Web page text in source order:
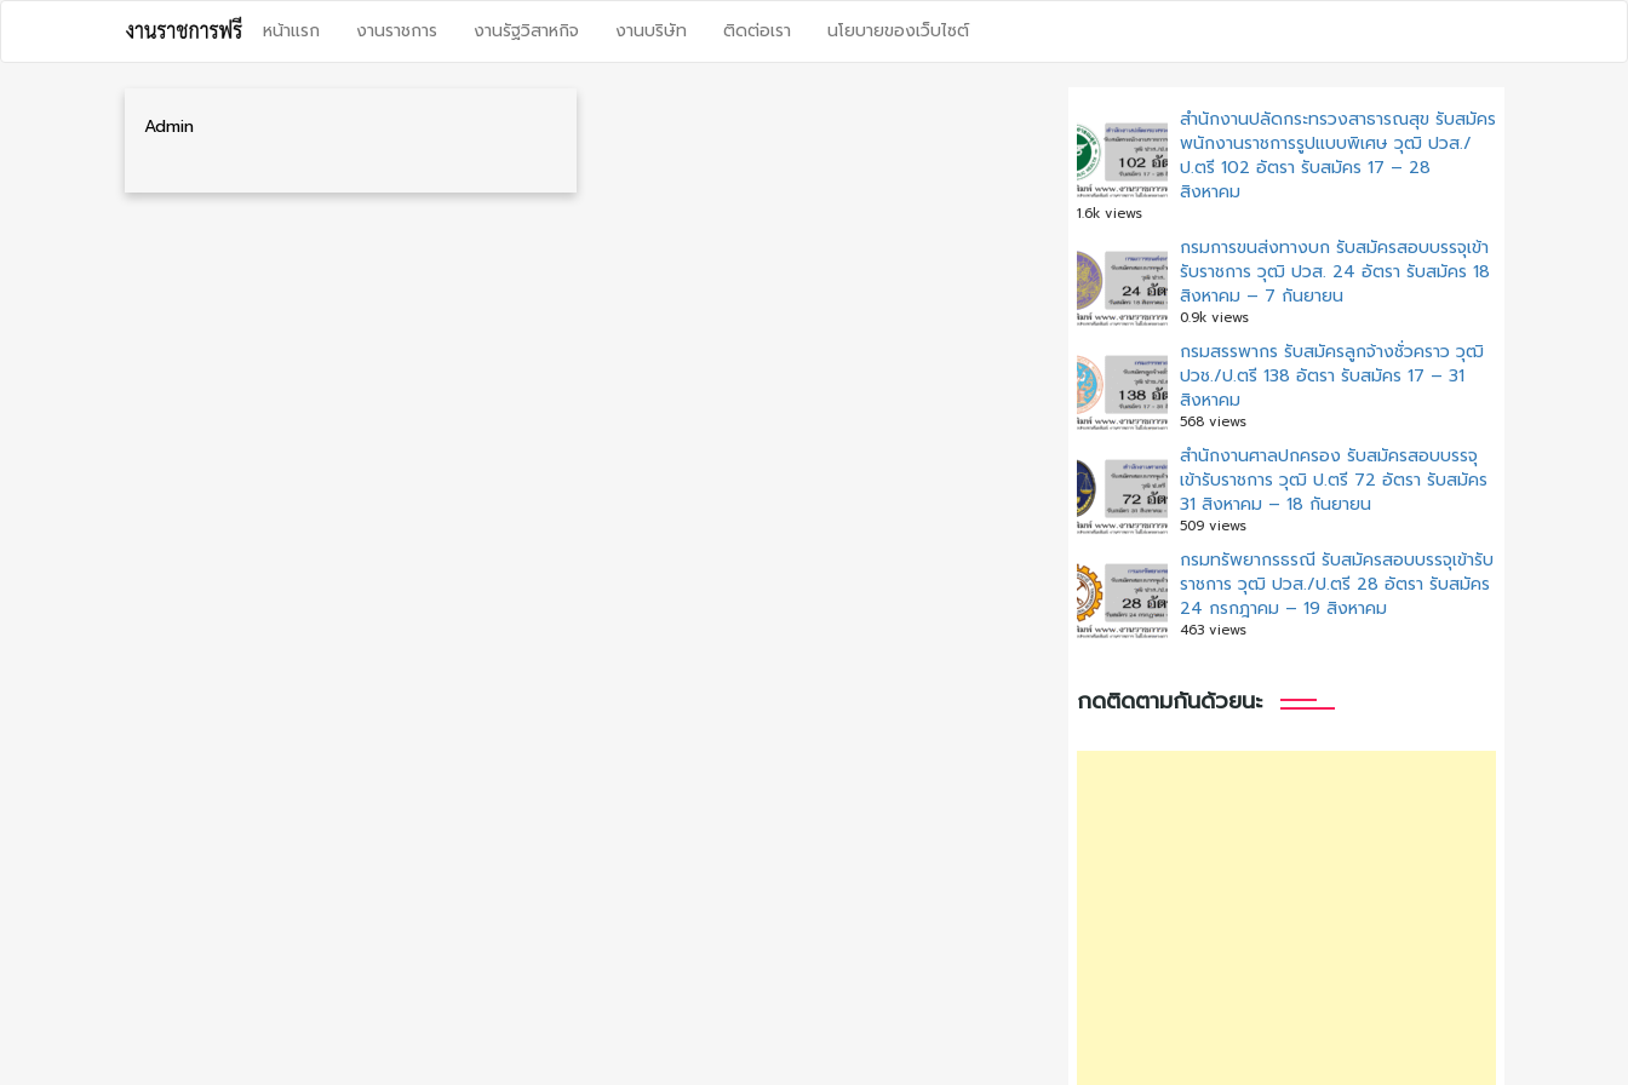
content
หน้าแรก งานราชการ งานรัฐวิสาหกิจ งานบริษัท ติดต่อเรา นโยบายของเว็บไซต์
Admin
สำนักงานปลัดกระทรวงสาธารณสุข รับสมัคร
พนักงานราชการรูปแบบพิเศษ วุฒิ ปวส./
ป.ตรี 102 อัตรา รับสมัคร 17 – 28
สิงหาคม
1.6k views
กรมการขนส่งทางบก รับสมัครสอบบรรจุเข้า
รับราชการ วุฒิ ปวส. 24 อัตรา รับสมัคร 18
สิงหาคม – 7 กันยายน
0.9k views
กรมสรรพากร รับสมัครลูกจ้างชั่วคราว วุฒิ
ปวช./ป.ตรี 138 อัตรา รับสมัคร 17 – 31
สิงหาคม
568 views
สํานักงานศาลปกครอง รับสมัครสอบบรรจุ
เข้ารับราชการ วุฒิ ป.ตรี 72 อัตรา รับสมัคร
31 สิงหาคม – 18 กันยายน
509 views
กรมทรัพยากรธรณี รับสมัครสอบบรรจุเข้ารับ
ราชการ วุฒิ ปวส./ป.ตรี 28 อัตรา รับสมัคร
24 กรกฎาคม – 19 สิงหาคม
463 views
กดติดตามกันด้วยนะ